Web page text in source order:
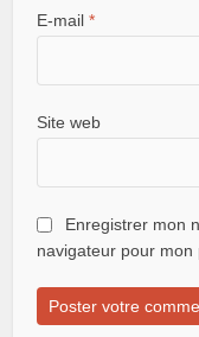
E-mail*
Site web
Enregistrer mon
navigateur pour